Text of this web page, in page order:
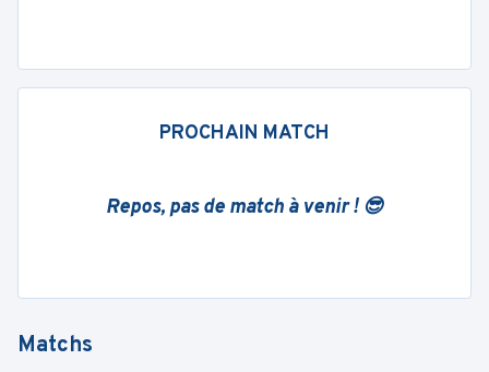
PROCHAIN MATCH
Repos, pas de match à venir ! 😎
Matchs